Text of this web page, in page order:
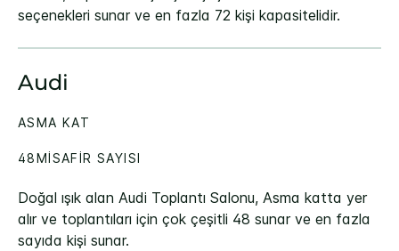
seçenekleri sunar ve en fazla 72 kişi kapasitelidir.
Audi
Doğal ışık alan Audi Toplantı Salonu, Asma katta yer
alır ve toplantıları için çok çeşitli 48 sunar ve en fazla
sayıda kişi sunar.
ASMA KAT
48MISAFIR SAYISI